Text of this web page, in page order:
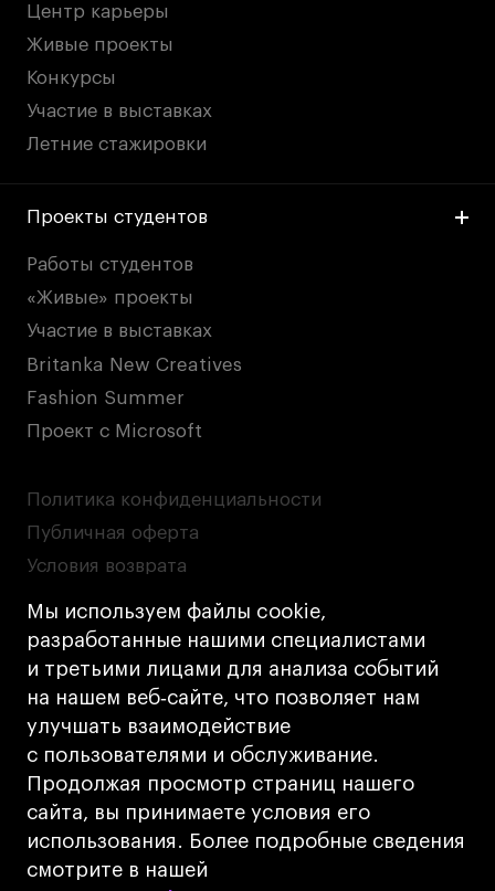
Мы используем файлы cookie,
разработанные нашими специалистами
и третьими лицами для анализа событий
на нашем веб‑сайте, что позволяет нам
улучшать взаимодействие
с пользователями и обслуживание.
Продолжая просмотр страниц нашего
сайта, вы принимаете условия его
использования. Более подробные сведения
смотрите в нашей
Центр карьеры
Живые проекты
Конкурсы
Участие в выставках
Летние стажировки
Проекты студентов
Работы студентов
«Живые» проекты
Участие в выставках
Britanka New Creatives
Fashion Summer
Проект с Microsoft
© 2026 БВШД
Политика конфиденциальности
Публичная оферта
Условия возврата
Кредит на образование с господдержкой
Лицензия на осуществление образовательной
деятельности АНО ВО «Универсальный
Университет»
Карта сайта
Дизайн
Разработка
Cetera